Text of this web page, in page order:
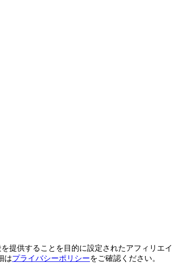
提供することを目的に設定されたアフィリエ
はプライバシーポリシーをご確認ください。